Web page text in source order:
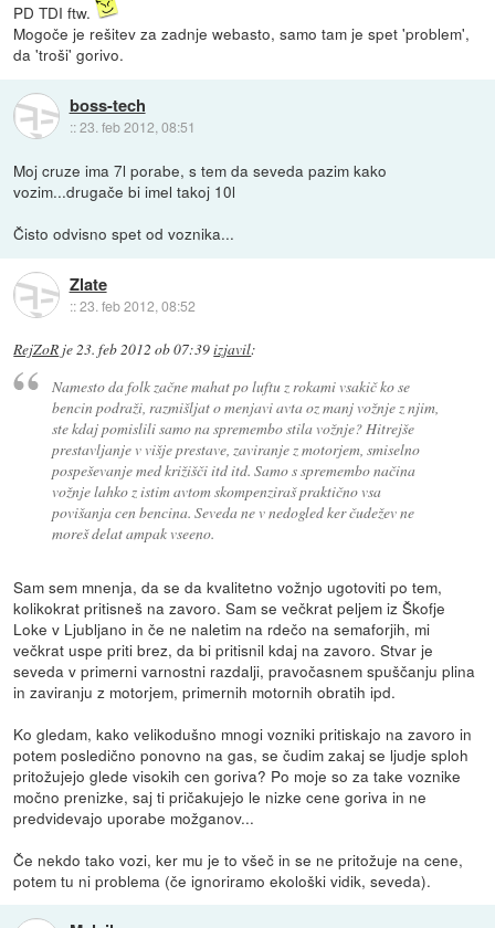
PD TDI ftw.
Mogoče je rešitev za zadnje webasto, samo tam je spet 'problem',
da 'troši' gorivo.
boss-tech
::23. feb 2012, 08:51
Moj cruze ima 7l porabe, s tem da seveda pazim kako
vozim...drugače bi imel takoj 10l
Čisto odvisno spet od voznika...
Zlate
::23. feb 2012, 08:52
RejZoR je23. feb 2012 ob 07:39izjavil:
Namesto da folk začne mahat po luftu z rokami vsakič ko se
bencin podraži, razmišljat o menjavi avta oz manj vožnje z njim,
ste kdaj pomislili samo na spremembo stila vožnje? Hitrejše
prestavljanje v višje prestave, zaviranje z motorjem, smiselno
pospeševanje med križišči itd itd. Samo s spremembo načina
vožnje lahko z istim avtom skompenziraš praktično vsa
povišanja cen bencina. Seveda ne v nedogled ker čudežev ne
moreš delat ampak vseeno.
Sam sem mnenja, da se da kvalitetno vožnjo ugotoviti po tem,
kolikokrat pritisneš na zavoro. Sam se večkrat peljem iz Škofje
Loke v Ljubljano in če ne naletim na rdečo na semaforjih, mi
večkrat uspe priti brez, da bi pritisnil kdaj na zavoro. Stvar je
seveda v primerni varnostni razdalji, pravočasnem spuščanju plina
in zaviranju z motorjem, primernih motornih obratih ipd.
Ko gledam, kako velikodušno mnogi vozniki pritiskajo na zavoro in
potem posledično ponovno na gas, se čudim zakaj se ljudje sploh
pritožujejo glede visokih cen goriva? Po moje so za take voznike
močno prenizke, saj ti pričakujejo le nizke cene goriva in ne
predvidevajo uporabe možganov...
Če nekdo tako vozi, ker mu je to všeč in se ne pritožuje na cene,
potem tu ni problema (če ignoriramo ekološki vidik, seveda).